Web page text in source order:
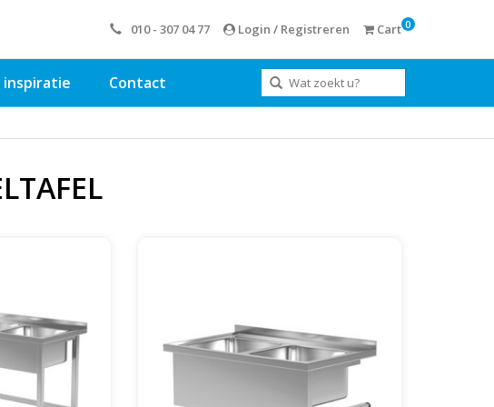
010 - 307 04 77 Login / Registreren Cart 0
inspiratie Contact